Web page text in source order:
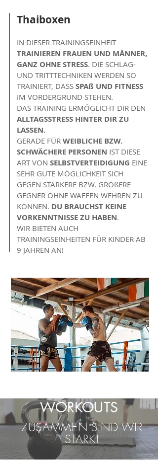
Thaiboxen
IN DIESER TRAININGSEINHEIT
TRAINIEREN FRAUEN UND MÄNNER,
GANZ OHNE STRESS. DIE SCHLAG-
UND TRITTTECHNIKEN WERDEN SO
TRAINIERT, DASS SPAß UND FITNESS
IM VORDERGRUND STEHEN.
DAS TRAINING ERMÖGLICHT DIR DEN
ALLTAGSSTRESS HINTER DIR ZU
LASSEN.
GERADE FÜR WEIBLICHE BZW.
SCHWÄCHERE PERSONEN IST DIESE
ART VON SELBSTVERTEIDIGUNG EINE
SEHR GUTE MÖGLICHKEIT SICH
GEGEN STÄRKERE BZW. GRÖßERE
GEGNER OHNE WAFFEN WEHREN ZU
KÖNNEN. DU BRAUCHST KEINE
VORKENNTNISSE ZU HABEN.
WIR BIETEN AUCH
TRAININGSEINHEITEN FÜR KINDER AB
9 JAHREN AN!
WORKOUTS
ZUSAMMEN SIND WIR
STARK!